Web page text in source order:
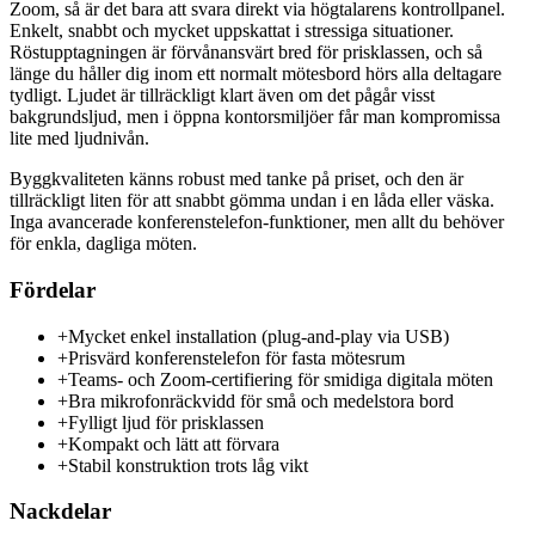
Zoom, så är det bara att svara direkt via högtalarens kontrollpanel.
Enkelt, snabbt och mycket uppskattat i stressiga situationer.
Röstupptagningen är förvånansvärt bred för prisklassen, och så
länge du håller dig inom ett normalt mötesbord hörs alla deltagare
tydligt. Ljudet är tillräckligt klart även om det pågår visst
bakgrundsljud, men i öppna kontorsmiljöer får man kompromissa
lite med ljudnivån.
Byggkvaliteten känns robust med tanke på priset, och den är
tillräckligt liten för att snabbt gömma undan i en låda eller väska.
Inga avancerade konferenstelefon-funktioner, men allt du behöver
för enkla, dagliga möten.
Fördelar
+Mycket enkel installation (plug-and-play via USB)
+Prisvärd konferenstelefon för fasta mötesrum
+Teams- och Zoom-certifiering för smidiga digitala möten
+Bra mikrofonräckvidd för små och medelstora bord
+Fylligt ljud för prisklassen
+Kompakt och lätt att förvara
+Stabil konstruktion trots låg vikt
Nackdelar